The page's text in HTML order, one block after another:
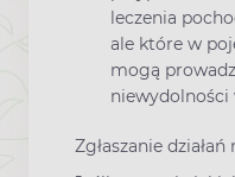
leczenia
ale które w
mogą
niewydolności
Zgłaszanie